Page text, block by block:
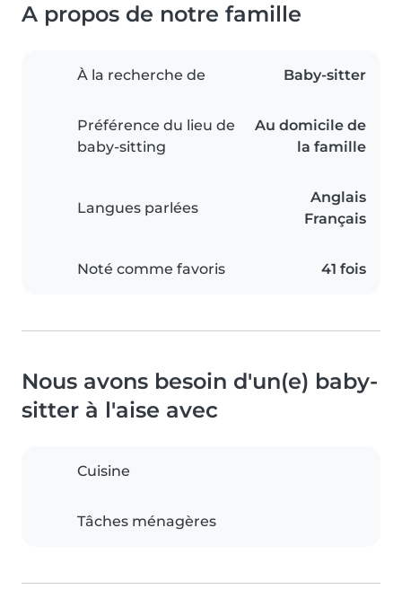
A propos de notre famille
À la recherche de Baby-sitter
Préférence du lieu de
baby-sitting
Au domicile de
la famille
Langues parlées
Anglais
Français
Noté comme favoris 41 fois
Nous avons besoin d'un(e) baby-
sitter à l'aise avec
Cuisine
Tâches ménagères